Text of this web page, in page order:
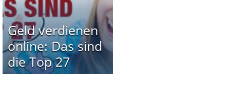
Geld verdienen
online: Das sind
die Top 27